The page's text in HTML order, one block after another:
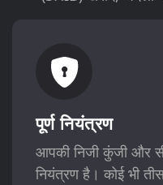
पूर्ण नियंत्रण
आपकी निजी कुंजी और
नियंत्रण है। कोई भी